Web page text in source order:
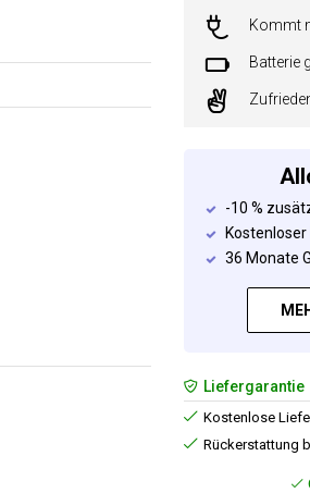
Kommt
Batterie
-10 %
36 Monate
Liefergarantie
Kostenlose
Rückerstattung